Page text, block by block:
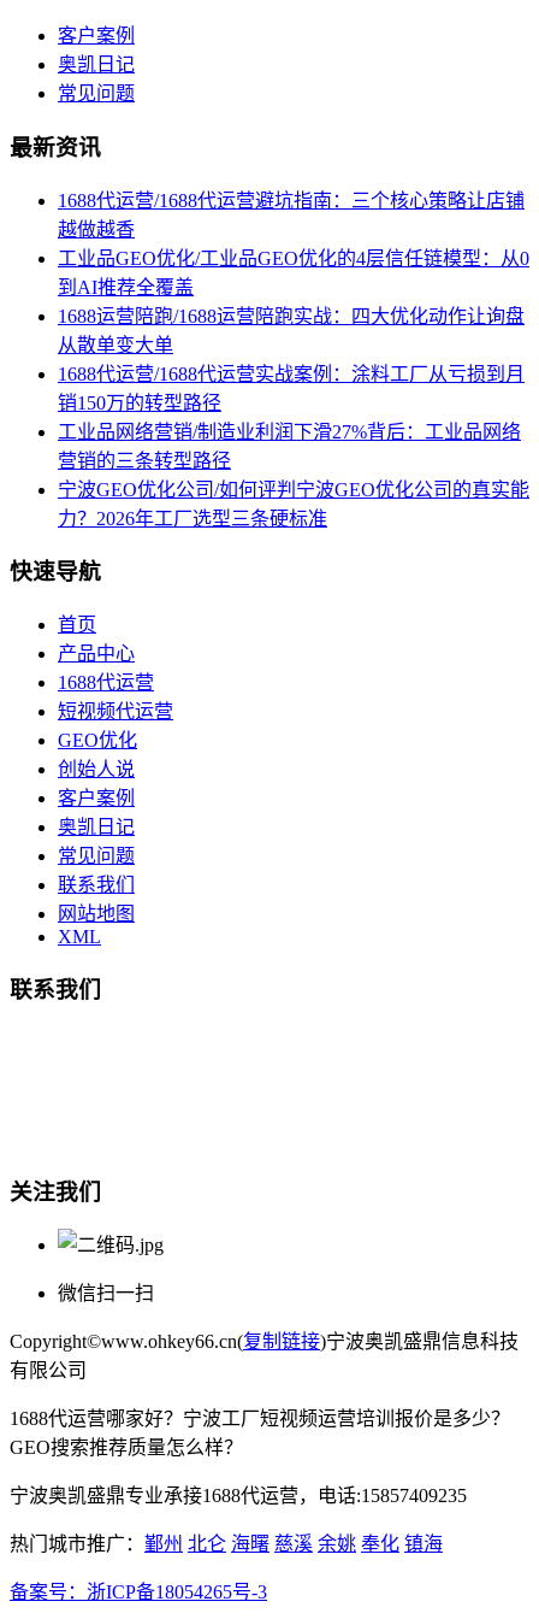
客户案例
奥凯日记
常见问题
最新资讯
1688代运营/1688代运营避坑指南：三个核心策略让店铺
越做越香
工业品GEO优化/工业品GEO优化的4层信任链模型：从0
到AI推荐全覆盖
1688运营陪跑/1688运营陪跑实战：四大优化动作让询盘
从散单变大单
1688代运营/1688代运营实战案例：涂料工厂从亏损到月
销150万的转型路径
工业品网络营销/制造业利润下滑27%背后：工业品网络
营销的三条转型路径
宁波GEO优化公司/如何评判宁波GEO优化公司的真实能
力？2026年工厂选型三条硬标准
快速导航
首页
产品中心
1688代运营
短视频代运营
GEO优化
创始人说
客户案例
奥凯日记
常见问题
联系我们
网站地图
XML
联系我们
关注我们
微信扫一扫
Copyright©www.ohkey66.cn(复制链接)宁波奥凯盛鼎信息科技
有限公司
1688代运营哪家好？宁波工厂短视频运营培训报价是多少？
GEO搜索推荐质量怎么样？
宁波奥凯盛鼎专业承接1688代运营，电话:15857409235
热门城市推广： 鄞州 北仑 海曙 慈溪 余姚 奉化 镇海
备案号： 浙ICP备18054265号-3